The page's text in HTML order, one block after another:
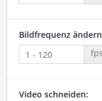
Bildfrequenz
Video schneiden: